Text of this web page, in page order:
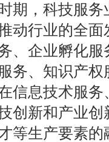
，科技服务
行业的全面
、企业孵化
务、知识产
信息技术服
创新和产业
等生产要素的